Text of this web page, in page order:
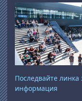
Последвайте линка
информация